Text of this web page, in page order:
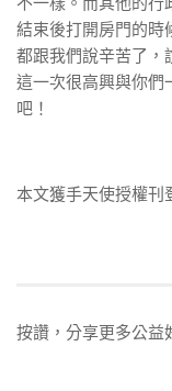
結束後打開房門的時
都跟我們說辛苦了，
這一次很高興與你們
吧！
本文獲手天使授權刊
按讚，分享更多公益